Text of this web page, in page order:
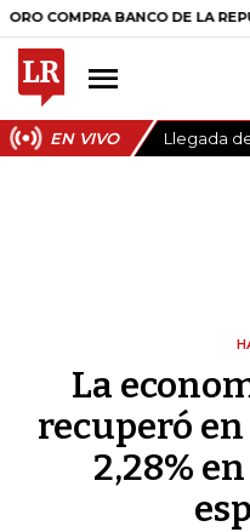
BANCO DE LA REPÚBLICA
EN VIVO Llegada
La
recuperó
2,28%